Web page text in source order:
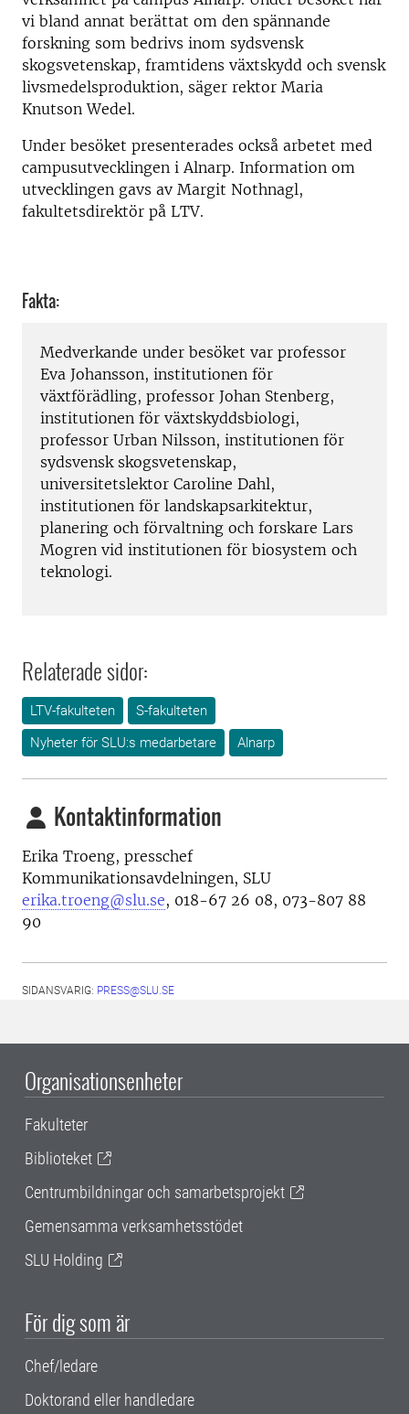
vi bland annat berättat om den spännande
forskning som bedrivs inom sydsvensk
skogsvetenskap, framtidens växtskydd och svensk
livsmedelsproduktion, säger rektor Maria
Knutson Wedel.
Under besöket presenterades också arbetet med
campusutvecklingen i Alnarp. Information om
utvecklingen gavs av Margit Nothnagl,
fakultetsdirektör på LTV.
Fakta:
Medverkande under besöket var professor
Eva Johansson, institutionen för
växtförädling, professor Johan Stenberg,
institutionen för växtskyddsbiologi,
professor Urban Nilsson, institutionen för
sydsvensk skogsvetenskap,
universitetslektor Caroline Dahl,
institutionen för landskapsarkitektur,
planering och förvaltning och forskare Lars
Mogren vid institutionen för biosystem och
teknologi.
Relaterade sidor:
LTV-fakulteten
S-fakulteten
Nyheter för SLU:s medarbetare
Alnarp
Kontaktinformation
Erika Troeng, presschef
Kommunikationsavdelningen, SLU
erika.troeng@slu.se, 018-67 26 08, 073-807 88
90
SIDANSVARIG: PRESS@SLU.SE
Organisationsenheter
Fakulteter
Biblioteket
Centrumbildningar och samarbetsprojekt
Gemensamma verksamhetsstödet
SLU Holding
För dig som är
Chef/ledare
Doktorand eller handledare